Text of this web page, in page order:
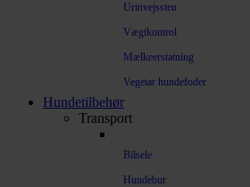
Urinvejssten
Vægtkontrol
Mælkeerstatning
Vegetar hundefoder
Hundetilbehør
Transport
Bilsele
Hundebur